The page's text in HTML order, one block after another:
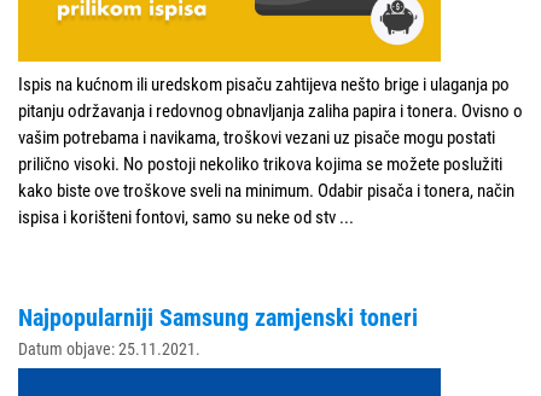
Ispis na kućnom ili uredskom pisaču zahtijeva nešto brige i ulaganja po
pitanju održavanja i redovnog obnavljanja zaliha papira i tonera. Ovisno o
vašim potrebama i navikama, troškovi vezani uz pisače mogu postati
prilično visoki. No postoji nekoliko trikova kojima se možete poslužiti
kako biste ove troškove sveli na minimum. Odabir pisača i tonera, način
ispisa i korišteni fontovi, samo su neke od stv ...
Najpopularniji Samsung zamjenski toneri
Datum objave: 25.11.2021.